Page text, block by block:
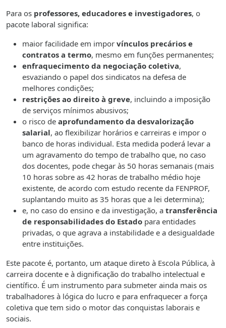
Para os professores, educadores e investigadores, o
pacote laboral significa:
maior facilidade em impor vínculos precários e
contratos a termo, mesmo em funções permanentes;
enfraquecimento da negociação coletiva,
esvaziando o papel dos sindicatos na defesa de
melhores condições;
restrições ao direito à greve, incluindo a imposição
de serviços mínimos abusivos;
o risco de aprofundamento da desvalorização
salarial, ao flexibilizar horários e carreiras e impor o
banco de horas individual. Esta medida poderá levar a
um agravamento do tempo de trabalho que, no caso
dos docentes, pode chegar às 50 horas semanais (mais
10 horas sobre as 42 horas de trabalho médio hoje
existente, de acordo com estudo recente da FENPROF,
suplantando muito as 35 horas que a lei determina);
e, no caso do ensino e da investigação, a transferência
de responsabilidades do Estado para entidades
privadas, o que agrava a instabilidade e a desigualdade
entre instituições.
Este pacote é, portanto, um ataque direto à Escola Pública, à
carreira docente e à dignificação do trabalho intelectual e
científico. É um instrumento para submeter ainda mais os
trabalhadores à lógica do lucro e para enfraquecer a força
coletiva que tem sido o motor das conquistas laborais e
sociais.